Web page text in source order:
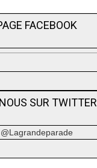
FACEBOOK
SUR TWITTER